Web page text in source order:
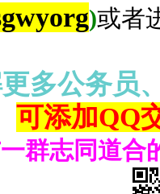
)或者
多公务员
可添加QQ
群志同道合